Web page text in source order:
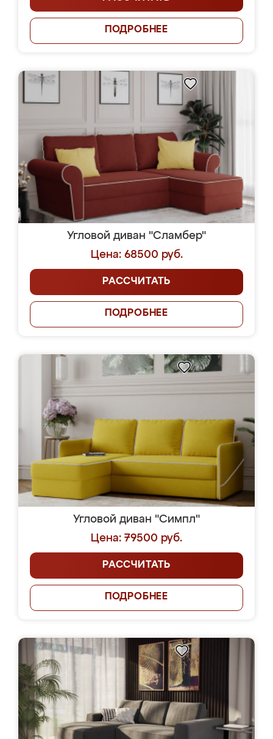
ПОДРОБНЕЕ
Угловой диван "Сламбер"
Цена: 68500 руб.
РАССЧИТАТЬ
ПОДРОБНЕЕ
Угловой диван "Симпл"
Цена: 79500 руб.
РАССЧИТАТЬ
ПОДРОБНЕЕ